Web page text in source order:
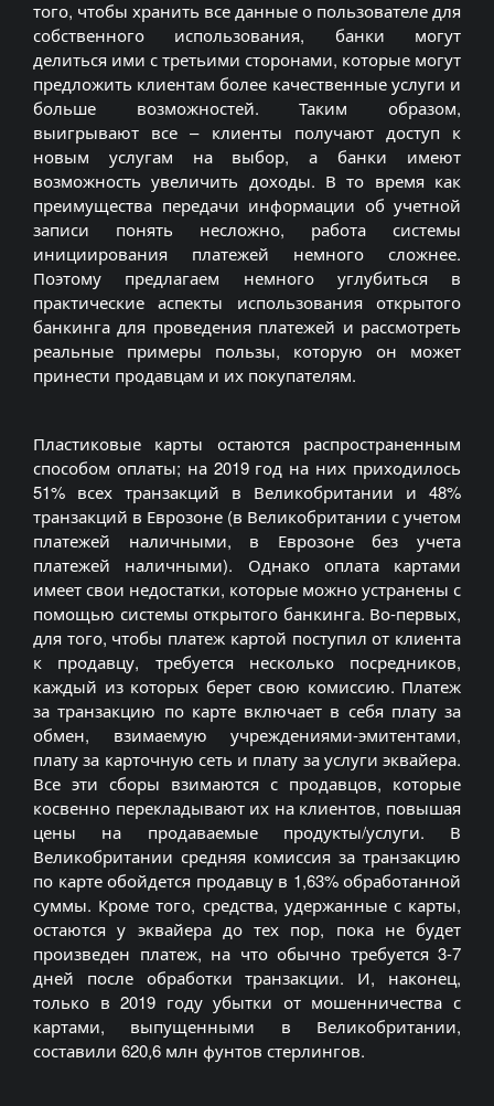
того, чтобы хранить все данные о пользователе для
собственного использования, банки могут
делиться ими с третьими сторонами, которые могут
предложить клиентам более качественные услуги и
больше возможностей. Таким образом,
выигрывают все – клиенты получают доступ к
новым услугам на выбор, а банки имеют
возможность увеличить доходы. В то время как
преимущества передачи информации об учетной
записи понять несложно, работа системы
инициирования платежей немного сложнее.
Поэтому предлагаем немного углубиться в
практические аспекты использования открытого
банкинга для проведения платежей и рассмотреть
реальные примеры пользы, которую он может
принести продавцам и их покупателям.
Пластиковые карты остаются распространенным
способом оплаты; на 2019 год на них приходилось
51% всех транзакций в Великобритании и 48%
транзакций в Еврозоне (в Великобритании с учетом
платежей наличными, в Еврозоне без учета
платежей наличными). Однако оплата картами
имеет свои недостатки, которые можно устранены с
помощью системы открытого банкинга. Во-первых,
для того, чтобы платеж картой поступил от клиента
к продавцу, требуется несколько посредников,
каждый из которых берет свою комиссию. Платеж
за транзакцию по карте включает в себя плату за
обмен, взимаемую учреждениями-эмитентами,
плату за карточную сеть и плату за услуги эквайера.
Все эти сборы взимаются с продавцов, которые
косвенно перекладывают их на клиентов, повышая
цены на продаваемые продукты/услуги. В
Великобритании средняя комиссия за транзакцию
по карте обойдется продавцу в 1,63% обработанной
суммы. Кроме того, средства, удержанные с карты,
остаются у эквайера до тех пор, пока не будет
произведен платеж, на что обычно требуется 3-7
дней после обработки транзакции. И, наконец,
только в 2019 году убытки от мошенничества с
картами, выпущенными в Великобритании,
составили 620,6 млн фунтов стерлингов.